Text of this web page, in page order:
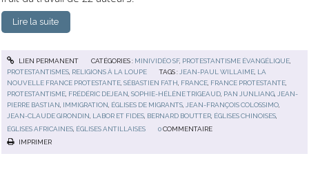
Lire la suite
LIEN PERMANENT CATÉGORIES : MINIVIDÉO SF, PROTESTANTISME ÉVANGÉLIQUE,
PROTESTANTISMES, RELIGIONS À LA LOUPE TAGS :JEAN-PAUL WILLAIME, LA
NOUVELLE FRANCE PROTESTANTE,SÉBASTIEN FATH, FRANCE, FRANCE PROTESTANTE,
PROTESTANTISME, FRÉDÉRIC DEJEAN,SOPHIE-HÉLÈNE TRIGEAUD, PAN JUNLIANG,JEAN-
PIERRE BASTIAN, IMMIGRATION, ÉGLISES DE MIGRANTS,JEAN-FRANÇOIS COLOSSIMO,
JEAN-CLAUDE GIRONDIN, LABOR ET FIDES, BERNARD BOUTTER, ÉGLISES CHINOISES,
ÉGLISES AFRICAINES ÉGLISES ANTILLAISES 0 COMMENTAIRE
IMPRIMER